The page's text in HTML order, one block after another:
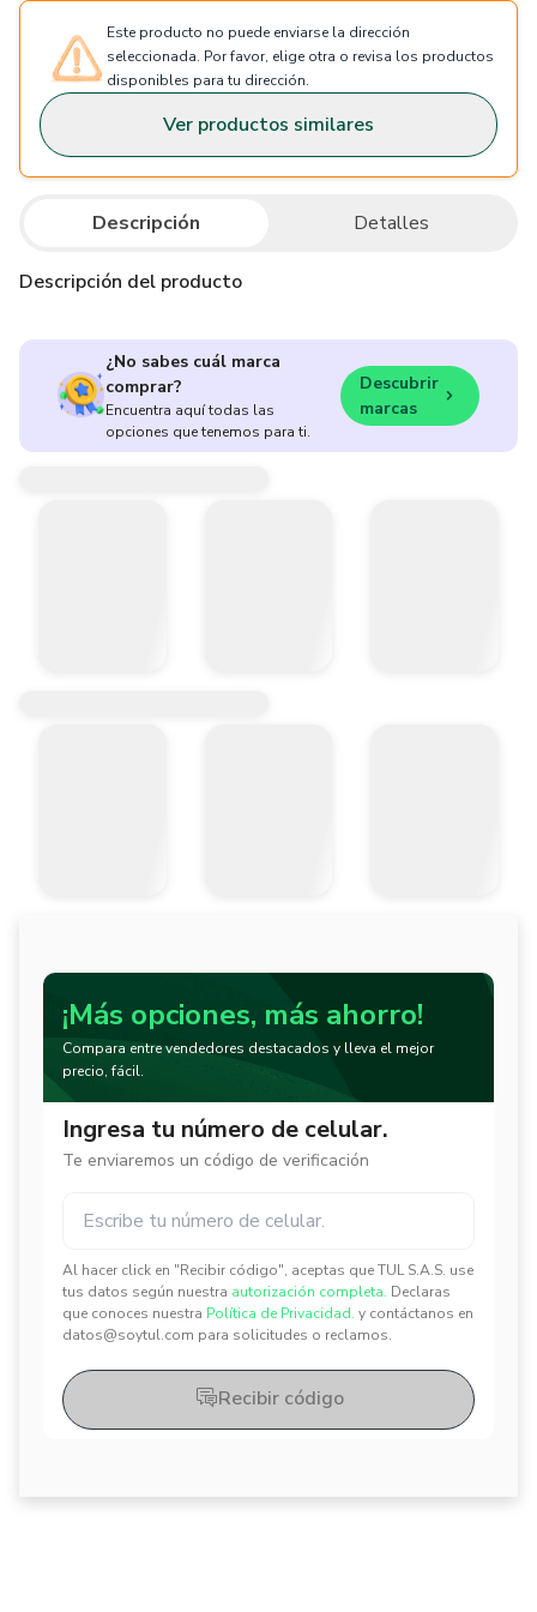
Este producto no puede enviarse la dirección
seleccionada. Por favor, elige otra o revisa los productos
disponibles para tu dirección.
Ver productos similares
Descripción Detalles
Descripción del producto
¿No sabes cuál marca
comprar?
Encuentra aquí todas las
opciones que tenemos para ti.
Descubrir
marcas
¡Más opciones, más ahorro!
Compara entre vendedores destacados y lleva el mejor
precio, fácil.
Ingresa tu número de celular.
Te enviaremos un código de verificación
Al hacer click en "Recibir código", aceptas que TUL S.A.S. use
tus datos según nuestra autorización completa. Declaras
que conoces nuestra Política de Privacidad. y contáctanos en
datos@soytul.com para solicitudes o reclamos.
✕
✕
Recibir código